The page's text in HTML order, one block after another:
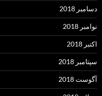
دسامبر 2018
نوامبر 2018
اکتبر 2018
سپتامبر 2018
آگوست 2018